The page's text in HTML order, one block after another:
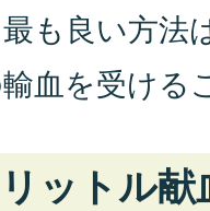
も良い方法
血を受ける
ットル献